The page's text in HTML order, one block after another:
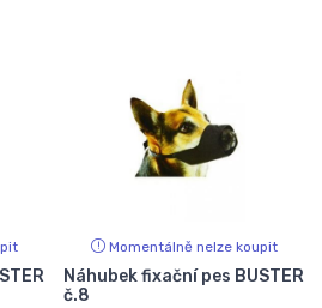
Momentálně nelze koupit
Náhubek fixační pes BUSTER
č.8